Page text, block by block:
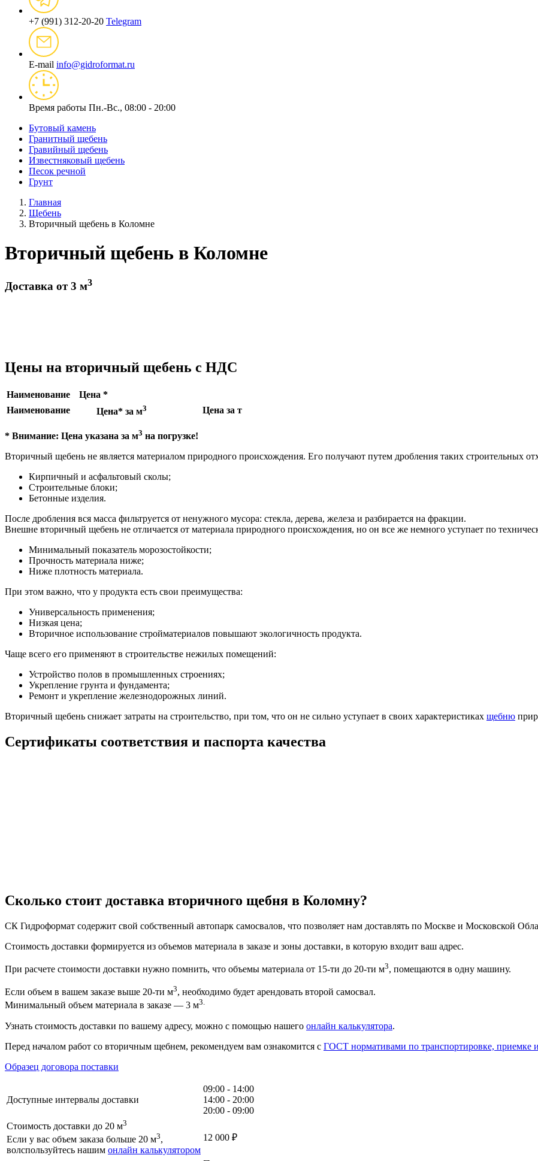
+7 (991) 312-20-20 Telegram
E-mail info@gidroformat.ru
Время работы Пн.-Вс., 08:00 - 20:00
Бутовый камень
Гранитный щебень
Гравийный щебень
Известняковый щебень
Песок речной
Грунт
Главная
Щебень
Вторичный щебень в Коломне
Вторичный щебень в Коломне
Доставка от 3 м3
Цены на вторичный щебень с НДС
Наименование
Цена *
Наименование
Цена* за м3 Цена за т
* Внимание: Цена указана за м3 на погрузке!
Вторичный щебень не является материалом природного происхождения. Его получают путем дробления таких строительных
Кирпичный и асфальтовый сколы;
Строительные блоки;
Бетонные изделия.
После дробления вся масса фильтруется от ненужного мусора: стекла, дерева, железа и разбирается на фракции.
Внешне вторичный щебень не отличается от материала природного происхождения, но он все же немного уступает по
Минимальный показатель морозостойкости;
Прочность материала ниже;
Ниже плотность материала.
При этом важно, что у продукта есть свои преимущества:
Универсальность применения;
Низкая цена;
Вторичное использование стройматериалов повышают экологичность продукта.
Чаще всего его применяют в строительстве нежилых помещений:
Устройство полов в промышленных строениях;
Укрепление грунта и фундамента;
Ремонт и укрепление железнодорожных линий.
Вторичный щебень снижает затраты на строительство, при том, что он не сильно уступает в своих характеристиках щебню
Сертификаты соответствия и паспорта качества
Сколько стоит доставка вторичного щебня в Коломну?
СК Гидроформат содержит свой собственный автопарк самосвалов, что позволяет нам доставлять по Москве и Московской
Стоимость доставки формируется из объемов материала в заказе и зоны доставки, в которую входит ваш адрес.
При расчете стоимости доставки нужно помнить, что объемы материала от 15-ти до 20-ти м3, помещаются в одну машину.
Если объем в вашем заказе выше 20-ти м3, необходимо будет арендовать второй самосвал.
Минимальный объем материала в заказе — 3 м3.
Узнать стоимость доставки по вашему адресу, можно с помощью нашего онлайн калькулятора.
Перед началом работ со вторичным щебнем, рекомендуем вам ознакомится с ГОСТ нормативами по транспортировке, приемке
Образец договора поставки
Доступные интервалы доставки
09:00 - 14:00
14:00 - 20:00
20:00 - 09:00
Стоимость доставки до 20 м3
Если у вас объем заказа больше 20 м3,
волспользуйтесь нашим онлайн калькулятором
12 000 ₽